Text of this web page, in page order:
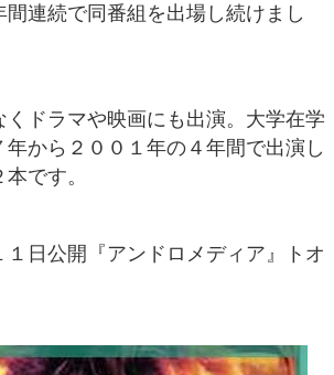
連続で同番組を出場し続けまし
くドラマや映画にも出演。大学在学
年から２００１年の４年間で出演し
です。
１日公開『アンドロメディア』トオ